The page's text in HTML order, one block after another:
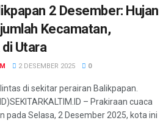
2 Desember: Hujan
Kecamatan,
Utara
2 DESEMBER 2025 0
di sekitar perairan Balikpapan.
– Prakiraan cuaca
pada Selasa, 2 Desember 2025, kota ini